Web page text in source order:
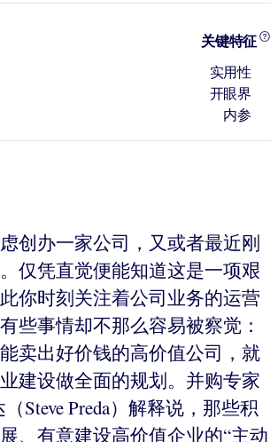
关键特征
实用性
开眼界
内参
创办一家公司，又或者最近刚
仅凭直觉便能知道这是一项艰
你时刻关注着公司业务的运营
些事情却不那么容易被察觉：
卖出好价钱的高价值公司，就
建设做全面的规划。并购专家
Steve Preda）解释说，那些积
、有意建设高价值企业的“主动